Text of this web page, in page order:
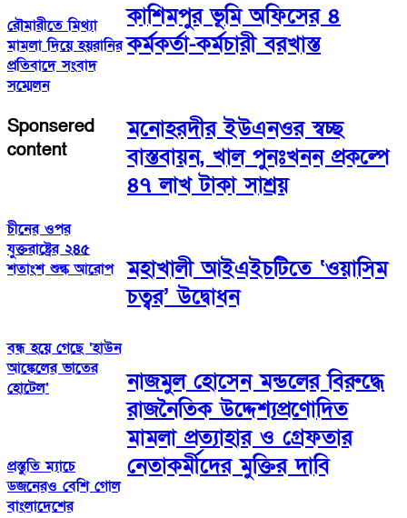
রৌমারীতে মিথ্যা
মামলা দিয়ে হয়রানির
প্রতিবাদে সংবাদ
সম্মেলন
Sponsered
content
চীনের ওপর
যুক্তরাষ্ট্রের ২৪৫
শতাংশ শুল্ক আরোপ
বন্ধ হয়ে গেছে ‘হাউন
আঙ্কেলের ভাতের
হোটেল’
প্রস্তুতি ম্যাচে
ডজনেরও বেশি গোল
বাংলাদেশের
কাশিমপুর ভূমি অফিসের ৪
কর্মকর্তা-কর্মচারী বরখাস্ত
মনোহরদীর ইউএনওর স্বচ্ছ
বাস্তবায়ন, খাল পুনঃখনন প্রকল্পে
৪৭ লাখ টাকা সাশ্রয়
মহাখালী আইএইচটিতে ‘ওয়াসিম
চত্বর’ উদ্বোধন
নাজমুল হোসেন মন্ডলের বিরুদ্ধে
রাজনৈতিক উদ্দেশ্যপ্রণোদিত
মামলা প্রত্যাহার ও গ্রেফতার
নেতাকর্মীদের মুক্তির দাবি